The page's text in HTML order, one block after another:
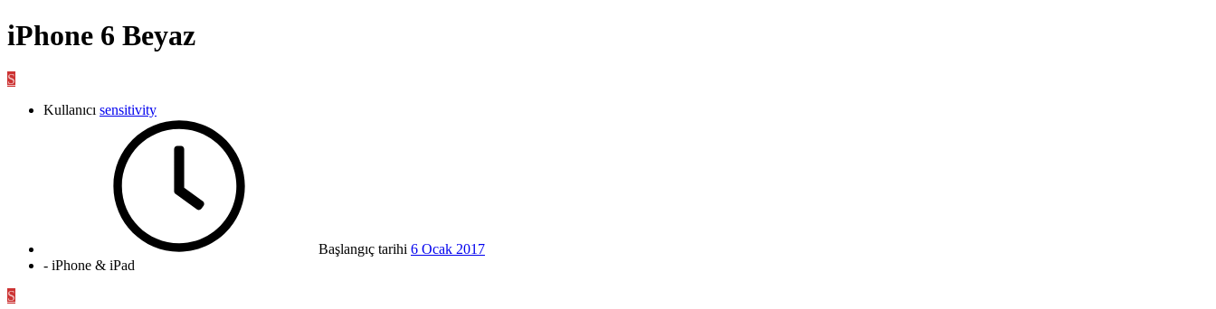
iPhone 6 Beyaz
S
Kullanıcı sensitivity
Başlangıç tarihi 6 Ocak 2017
- iPhone & iPad
S